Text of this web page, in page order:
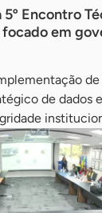
5º Encontro
em
de dados